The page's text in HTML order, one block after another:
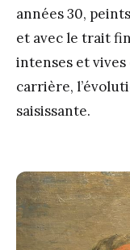
années 30,
et avec le trait
intenses et vives
carrière,
saisissante.